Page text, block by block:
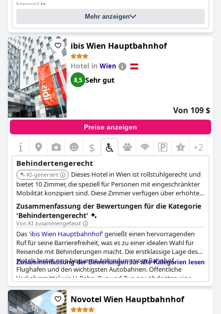
können? Ja
Bitte spezifizieren Sie: saunaMehr anzeigen
ibis Wien Hauptbahnhof
Hotel in Wien
8,5 Sehr gut
Von 109 $
Preise anzeigen
$ +2
Behindertengerecht
KI-generiert
Dieses Hotel in Wien ist rollstuhlgerecht und
bietet 10 Zimmer, die speziell für Personen mit eingeschränkter
Mobilität konzipiert sind. Diese Zimmer verfügen über erhöhte
Zugänglichkeit, befahrbare Duschen, Duschstühle und sind mit
dem Aufzug erreichbar.
Zusammenfassung der Bewertungen für die Kategorie
'Behindertengerecht'
Von KI zusammengefasst
Das 'ibis Wien Hauptbahnhof' genießt einen hervorragenden
Ruf für seine Barrierefreiheit, was es zu einer idealen Wahl für
Reisende mit Behinderungen macht. Die erstklassige Lage des
Hotels bietet eine bequeme Anbindung vom Bahnhof,
Flughafen und den wichtigsten Autobahnen. Öffentliche
Verkehrsmittel wie U-Bahn, Bus und Zug gewährleisten eine
nahtlose Anbindung für die Gäste. Die zentrale Lage ist
vorteilhaft für einfache Transfers und die Erkundung der Stadt.
Zusammenfassung der Bewertungen für alle Kategorien lesen
Novotel Wien Hauptbahnhof